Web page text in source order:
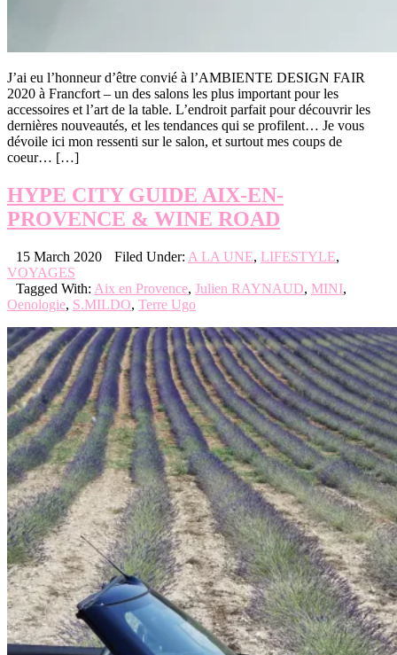
J’ai eu l’honneur d’être convié à l’AMBIENTE DESIGN FAIR
2020 à Francfort – un des salons les plus important pour les
accessoires et l’art de la table. L’endroit parfait pour découvrir les
dernières nouveautés, et les tendances qui se profilent… Je vous
dévoile ici mon ressenti sur le salon, et surtout mes coups de
coeur… […]
HYPE CITY GUIDE AIX-EN-
PROVENCE & WINE ROAD
15 March 2020 Filed Under: A LA UNE, LIFESTYLE,
VOYAGES
Tagged With: Aix en Provence, Julien RAYNAUD, MINI,
Oenologie, S.MILDO, Terre Ugo